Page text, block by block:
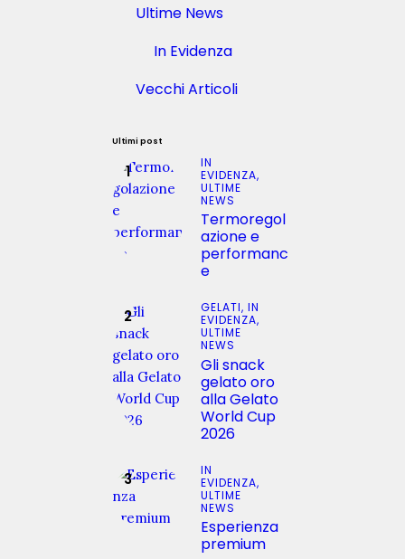
Ultime News
In Evidenza
Vecchi Articoli
Ultimi post
IN
EVIDENZA,
ULTIME
NEWS
Termoregol
azione e
performanc
e
GELATI, IN
EVIDENZA,
ULTIME
NEWS
Gli snack
gelato oro
alla Gelato
World Cup
2026
IN
EVIDENZA,
ULTIME
NEWS
Esperienza
premium